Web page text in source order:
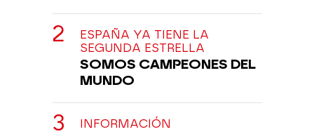
ESPAÑA YA TIENE LA
SEGUNDA ESTRELLA
SOMOS CAMPEONES DEL
MUNDO
INFORMACIÓN